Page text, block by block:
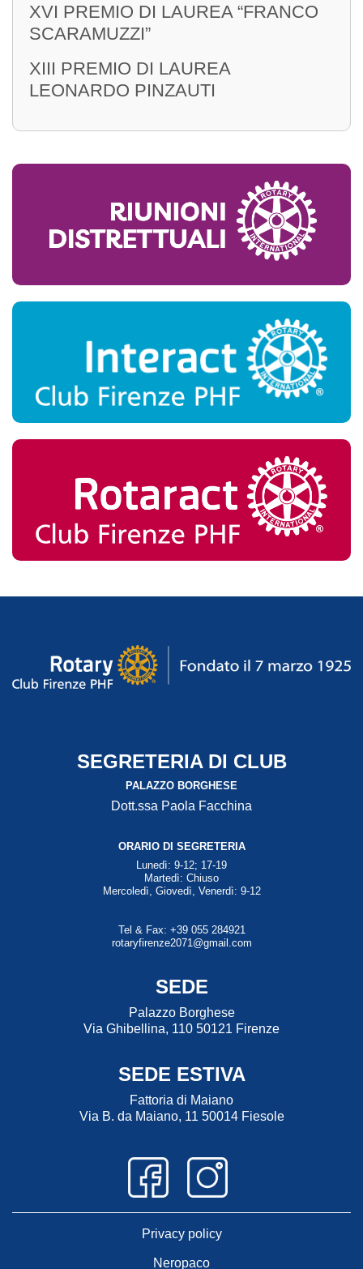
CONTATTI
Sede Estiva
Segreteria Di Club
GOVERNATORE
XVI PREMIO DI LAUREA “FRANCO
SCARAMUZZI”
XIII PREMIO DI LAUREA
LEONARDO PINZAUTI
SEGRETERIA DI CLUB
PALAZZO BORGHESE
Dott.ssa Paola Facchina
ORARIO DI SEGRETERIA
Lunedì: 9-12; 17-19
Martedì: Chiuso
Mercoledì, Giovedì, Venerdì: 9-12
Tel & Fax: +39 055 284921
rotaryfirenze2071@gmail.com
SEDE
Palazzo Borghese
Via Ghibellina, 110 50121 Firenze
SEDE ESTIVA
Fattoria di Maiano
Via B. da Maiano, 11 50014 Fiesole
Privacy policy
Neropaco